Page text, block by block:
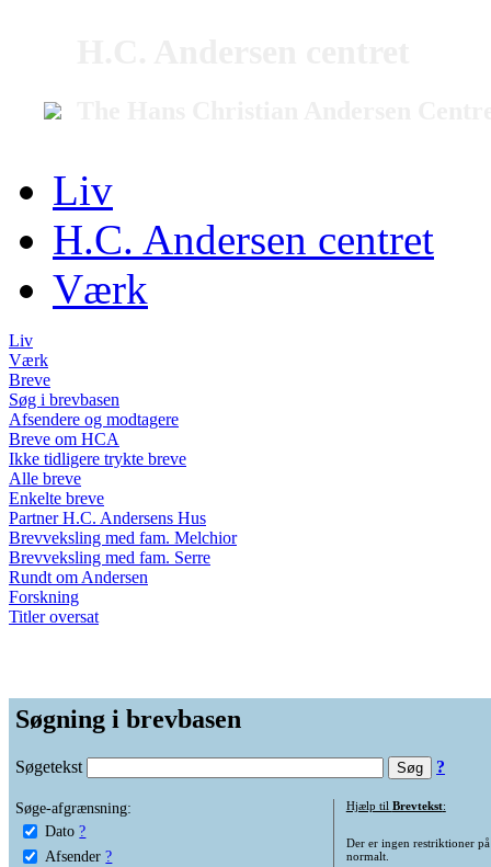
Liv
H.C. Andersen centret
Værk
Liv
Værk
Breve
Søg i brevbasen
Afsendere og modtagere
Breve om HCA
Ikke tidligere trykte breve
Alle breve
Enkelte breve
Partner H.C. Andersens Hus
Brevveksling med fam. Melchior
Brevveksling med fam. Serre
Rundt om Andersen
Forskning
Titler oversat
Søgning i brevbasen
Søgetekst ?
Søge-afgrænsning:
Dato ?
Afsender ?
Hjælp til Brevtekst:
Der er ingen restriktioner
normalt.